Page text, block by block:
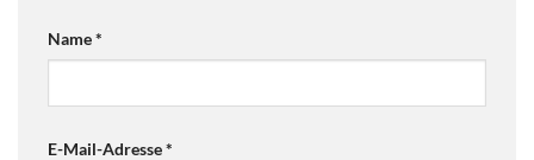
Name*
E-Mail-Adresse*